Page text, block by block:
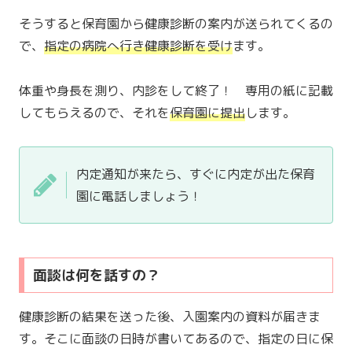
そうすると保育園から健康診断の案内が送られてくるの
で、 指定の病院へ行き健康診断を受けます。
体重や身長を測り、内診をして終了！ 専用の紙に記載
してもらえるので、それを保育園に提出します。
内定通知が来たら、すぐに内定が出た保育
園に電話しましょう！
面談は何を話すの？
健康診断の結果を送った後、入園案内の資料が届きま
す。そこに面談の日時が書いてあるので、指定の日に保